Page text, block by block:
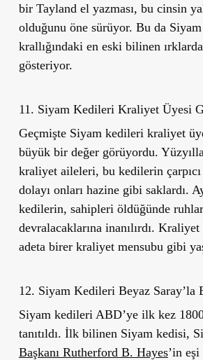
bir Tayland el yazması, bu cinsin
olduğunu öne sürüyor. Bu da
krallığındaki en eski bilinen
gösteriyor.
11. Siyam Kedileri Kraliyet Üyesi
Geçmişte Siyam kedileri kraliyet
büyük bir değer görüyordu.
kraliyet aileleri, bu kedilerin
dolayı onları hazine gibi saklardı.
kedilerin, sahipleri öldüğünde
devralacaklarına inanılırdı. Kraliyet
adeta birer kraliyet mensubu gibi
12. Siyam Kedileri Beyaz Saray’la
Siyam kedileri ABD’ye ilk kez
tanıtıldı. İlk bilinen Siyam kedisi,
Başkanı Rutherford B. Hayes’in eşi